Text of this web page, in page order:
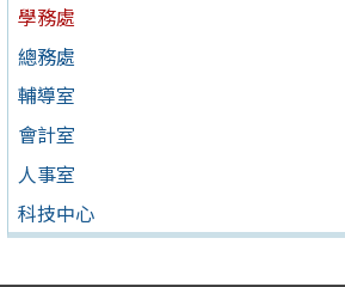
學務處
總務處
輔導室
會計室
人事室
科技中心